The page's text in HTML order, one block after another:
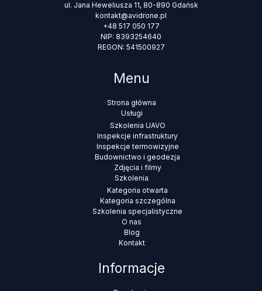
ul. Jana Heweliusza 11, 80-890 Gdańsk
kontakt@avidrone.pl
+48 517 050 177
NIP: 8393254640
REGON: 541500927
Menu
Strona główna
Usługi
Szkolenia UAVO
Inspekcje infrastruktury
Inspekcje termowizyjne
Budownictwo i geodezja
Zdjęcia i filmy
Szkolenia
Kategoria otwarta
Kategoria szczególna
Szkolenia specjalistyczne
O nas
Blog
Kontakt
Informacje